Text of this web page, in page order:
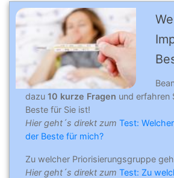
dazu 10 kurze Fragen und erfahren
Beste für Sie ist!
Hier geht´s direkt zum Test:
der Beste für mich?
Zu welcher Priorisierungsgruppe
Hier geht´s direkt zum Test: Zu